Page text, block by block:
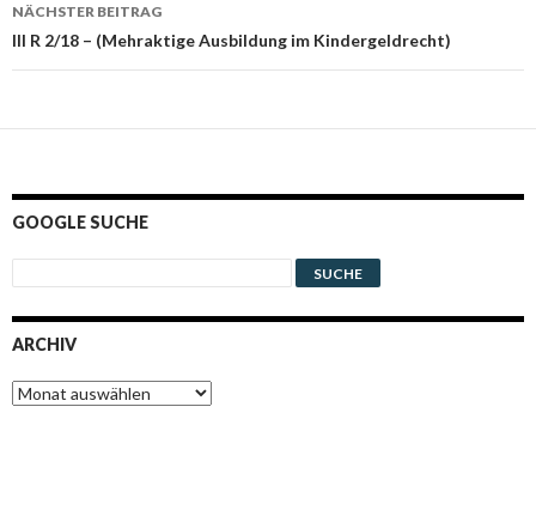
NÄCHSTER BEITRAG
III R 2/18 – (Mehraktige Ausbildung im Kindergeldrecht)
GOOGLE SUCHE
ARCHIV
Archiv